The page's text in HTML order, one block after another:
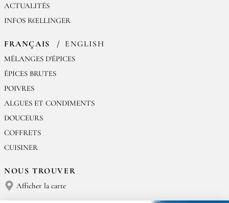
ACTUALITÉS
INFOS RŒLLINGER
FRANÇAIS ENGLISH
MÉLANGES D'ÉPICES
ÉPICES BRUTES
POIVRES
ALGUES ET CONDIMENTS
DOUCEURS
COFFRETS
CUISINER
NOUS TROUVER
Afficher la carte